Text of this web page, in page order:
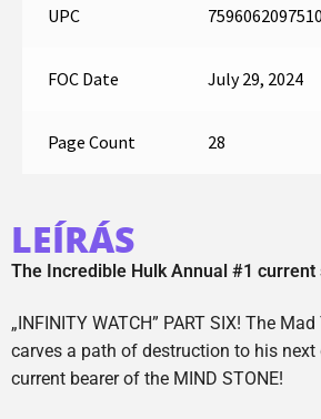
UPC
FOC Date July 29, 2024
Page Count 28
LEÍRÁS
The Incredible Hulk Annual #1
„INFINITY WATCH” PART SIX! The
carves a path of destruction to his
current bearer of the MIND STONE!